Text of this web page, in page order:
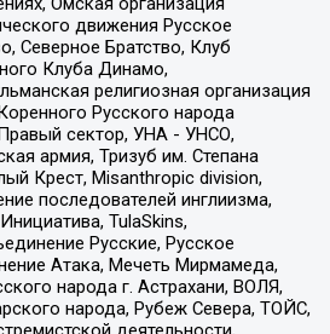
движения Русское
Северное Братство, Клуб
Клуба Динамо,
религиозная организация
Русского народа
сектор, УНА - УНСО,
армия, Тризуб им. Степана
Крест, Misanthropic division,
последователей инглиизма,
TulaSkins,
Русские, Русское
Атака, Мечеть Мирмамеда,
народа г. Астрахани, ВОЛЯ,
народа, Рубеж Севера, ТОЙС,